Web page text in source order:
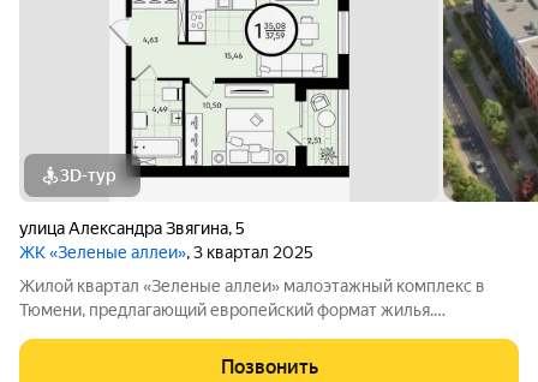
3D-тур
​улица Александра Звягина,5
ЖК «Зеленые аллеи», 3 квартал 2025
Жилой квартал «Зеленые аллеи» малоэтажный комплекс в
Тюмени, предлагающий европейский формат жилья.
находятся: экопарк «Затюменский», озеро Цимлянское,
Позвонить